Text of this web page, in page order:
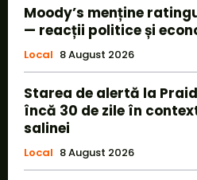
Moody’s menține
— reacții politice și
Local 8 August 2026
Starea de alertă la
încă 30 de zile în
salinei
Local 8 August 2026